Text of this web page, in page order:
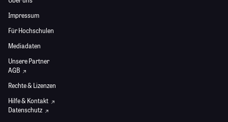
Impressum
Für Hochschulen
Mediadaten
Unsere Partner
AGB
Rechte & Lizenzen
Hilfe & Kontakt
Datenschutz